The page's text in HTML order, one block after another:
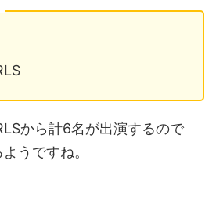
から計6名が出演するので
うですね。